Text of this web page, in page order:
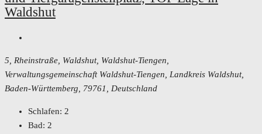
Waldshut
5, Rheinstraße, Waldshut, Waldshut-Tiengen,
Verwaltungsgemeinschaft Waldshut-Tiengen, Landkreis Waldshut,
Baden-Württemberg, 79761, Deutschland
Schlafen: 2
Bad: 2